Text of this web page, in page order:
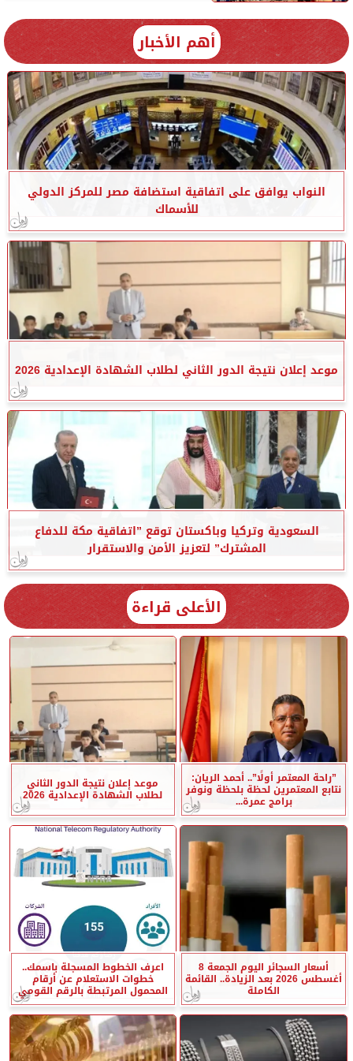
أهم الأخبار
النواب يوافق على اتفاقية استضافة مصر للمركز الدولي
للأسماك
موعد إعلان نتيجة الدور الثاني لطلاب الشهادة الإعدادية 2026
السعودية وتركيا وباكستان توقع ”اتفاقية مكة للدفاع
المشترك” لتعزيز الأمن والاستقرار
الأعلى قراءة
”راحة المعتمر أولًا”.. أحمد الريان:
نتابع المعتمرين لحظة بلحظة ونوفر
برامج عمرة...
موعد إعلان نتيجة الدور الثاني
لطلاب الشهادة الإعدادية 2026
أسعار السجائر اليوم الجمعة 8
أغسطس 2026 بعد الزيادة.. القائمة
الكاملة
اعرف الخطوط المسجلة باسمك..
خطوات الاستعلام عن أرقام
المحمول المرتبطة بالرقم القومي